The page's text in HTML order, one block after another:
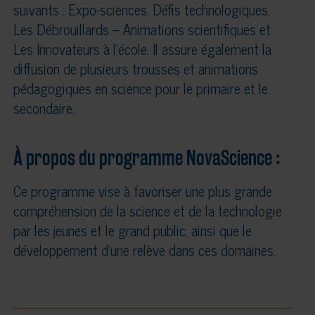
suivants : Expo-sciences, Défis technologiques,
Les Débrouillards – Animations scientifiques et
Les Innovateurs à l’école. Il assure également la
diffusion de plusieurs trousses et animations
pédagogiques en science pour le primaire et le
secondaire.
À propos du programme NovaScience :
Ce programme vise à favoriser une plus grande
compréhension de la science et de la technologie
par les jeunes et le grand public, ainsi que le
développement d’une relève dans ces domaines.